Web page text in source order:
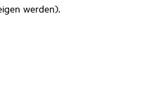
werden).